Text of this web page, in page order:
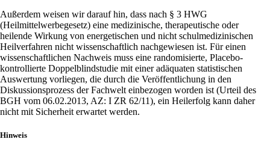
Außerdem weisen wir darauf hin, dass nach § 3 HWG
(Heilmittelwerbegesetz) eine medizinische, therapeutische oder
heilende Wirkung von energetischen und nicht schulmedizinischen
Heilverfahren nicht wissenschaftlich nachgewiesen ist. Für einen
wissenschaftlichen Nachweis muss eine randomisierte, Placebo-
kontrollierte Doppelblindstudie mit einer adäquaten statistischen
Auswertung vorliegen, die durch die Veröffentlichung in den
Diskussionsprozess der Fachwelt einbezogen worden ist (Urteil des
BGH vom 06.02.2013, AZ: I ZR 62/11), ein Heilerfolg kann daher
nicht mit Sicherheit erwartet werden.
Hinweis